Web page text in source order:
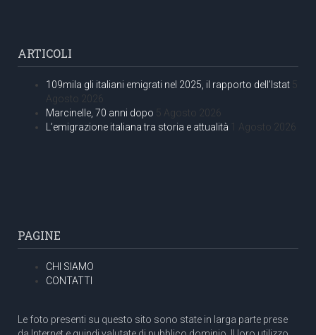
ARTICOLI
109mila gli italiani emigrati nel 2025, il rapporto dell’Istat 5
Agosto 2026
Marcinelle, 70 anni dopo 5 Agosto 2026
L’emigrazione italiana tra storia e attualità 1 Agosto 2026
PAGINE
CHI SIAMO
CONTATTI
Le foto presenti su questo sito sono state in larga parte prese